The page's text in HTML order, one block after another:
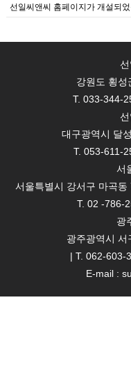
선일씨앤씨 홈페이지가 개설되
강원도 횡성
T. 033-344-
대구광역시 달
T. 053-611-
서
서울특별시 강서구 마곡
T. 02 -
광
광주광역시
| T. 062-
E-mail :